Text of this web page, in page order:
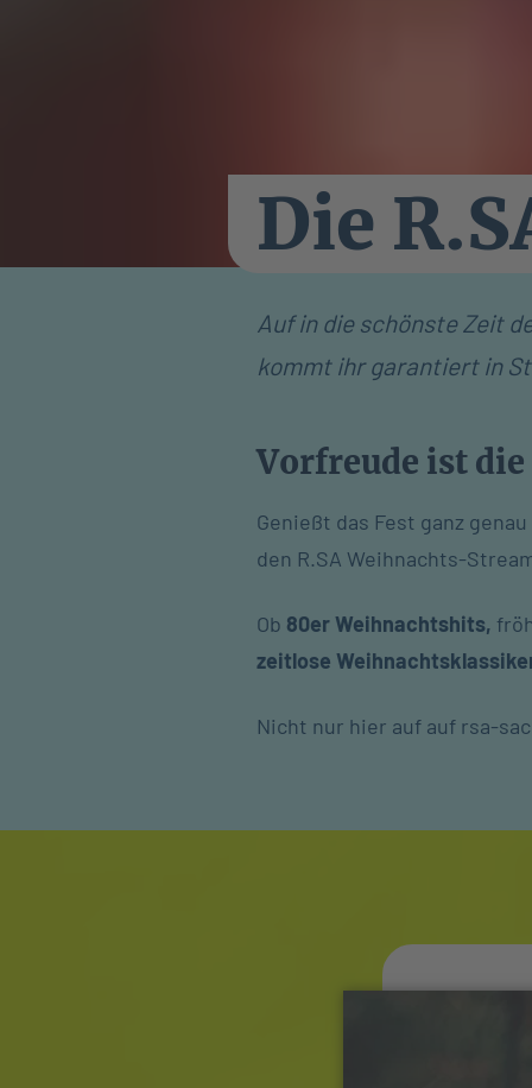
Die
Auf in die schönste Zeit
kommt ihr garantiert in
Vorfreude ist die
Genießt das Fest ganz
den R.SA Weihnachts-
Ob 80er Weihnachtshits,
zeitlose
Nicht nur hier auf auf rsa-